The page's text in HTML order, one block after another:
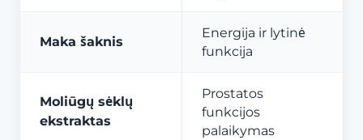
Maka šaknis
Energija ir lytinė
funkcija
Moliūgų sėklų
ekstraktas
Prostatos
funkcijos
palaikymas